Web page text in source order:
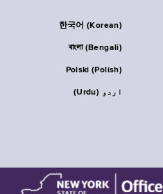
한국어 (Korean)
বাংলা (Bengali)
Polski (Polish)
اردو (Urdu)